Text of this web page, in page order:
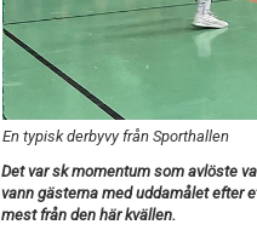
En typisk derbyvy från Sporthallen
Det var sk momentum som avlöste
vann gästerna med uddamålet efter
mest från den här kvällen.